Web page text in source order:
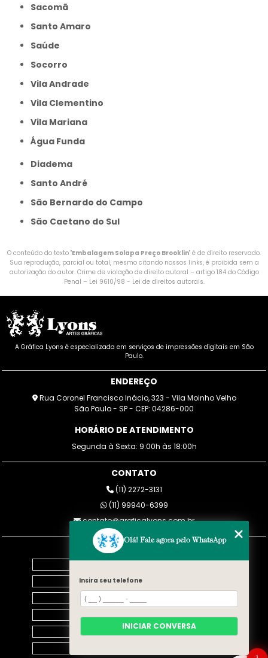
Sacomã
Santo Amaro
Saúde
Socorro
Vila Andrade
Vila Clementino
Vila Mariana
Água Funda
Diadema
Santo André
São Bernardo do Campo
São Caetano do Sul
O conteúdo do texto "Embalagem Solapa Preço Brooklin" é de direito reservado.
Sua reprodução, parcial ou total, mesmo citando nossos links, é proibida sem a
autorização do autor. Crime de violação de direito autoral – artigo 184 do Código
Penal – Lei 9610/98 - Lei de direitos autorais.
A Gráfica Lyons é especializada em serviços de impressões digitais em São
Paulo.
ENDEREÇO
Rua Coronel Francisco Inácio, 323 - Vila Moinho Velho
São Paulo - SP - CEP: 04286-000
HORÁRIO DE ATENDIMENTO
Segunda à Sexta: 9:00h às 18:00h
CONTATO
(11) 2272-3131
(11) 99940-6399
contato@graficalyons.com.br
MENU
Home
Empresa
SERVIÇOS
Contato
Olá! Fale agora pelo WhatsApp
Insira seu telefone
INICIAR CONVERSA